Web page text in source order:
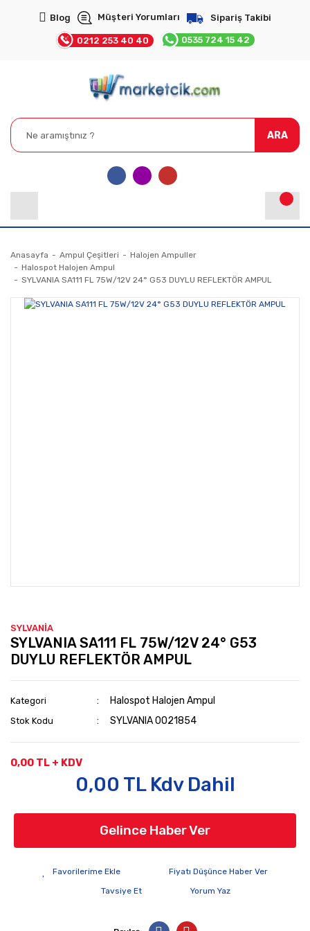
Blog Müşteri Yorumları Sipariş Takibi
0212 253 40 40 0535 724 15 42
ARA
Anasayfa Ampul Çeşitleri
Halojen Ampuller
Halospot Halojen Ampul
SYLVANIA SA111 FL 75W/12V 24° G53 DUYLU REFLEKTÖR AMPUL
SYLVANİA
SYLVANIA SA111 FL 75W/12V 24° G53
DUYLU REFLEKTÖR AMPUL
Kategori Halospot Halojen Ampul
Stok Kodu SYLVANIA 0021854
0,00 TL + KDV
0,00 TL Kdv Dahil
Gelince Haber Ver
Fiyatı Düşünce Haber Ver
Tavsiye Et
Yorum Yaz